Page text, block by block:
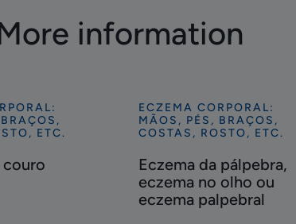
information
ETC.
couro
Descubra
Eczema
pálpebra,
eczema
ECZEMA CORPORAL:
MÃOS, PÉS, BRAÇOS,
COSTAS, ROSTO, ETC.
Eczema da pálpebra,
eczema no olho ou
eczema palpebral